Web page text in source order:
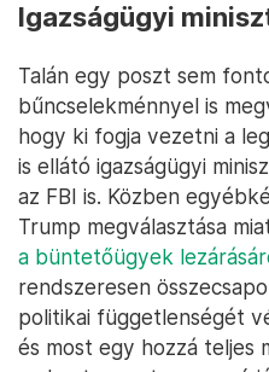
harciasan hű Trumphoz,
esélyét annak, hogy
jutalmazzák. A Nemzeti
alakulatának egykori
kérdésekben adott
hasonlóan keményebb
emellettTajvan
szívesen vállalna
elnöksége alatt.
Igazságügyi